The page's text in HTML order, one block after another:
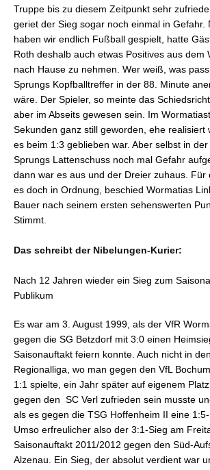
Truppe bis zu diesem Zeitpunkt sehr
geriet der Sieg sogar noch einmal in Gefahr.
haben wir endlich Fußball gespielt, hatte
Roth deshalb auch etwas Positives aus dem
nach Hause zu nehmen. Wer weiß, was
Sprungs Kopfballtreffer in der 88. Minute
wäre. Der Spieler, so meinte das
aber im Abseits gewesen sein. Im
Sekunden ganz still geworden, ehe realisiert
es beim 1:3 geblieben war. Aber selbst in
Sprungs Lattenschuss noch mal Gefahr
dann war es aus und der Dreier zuhaus.
es doch in Ordnung, beschied Wormatias
Bauer nach seinem ersten sehenswerten
Stimmt.
Das schreibt der Nibelungen-Kurier:
Nach 12 Jahren wieder ein Sieg zum
Publikum
Es war am 3. August 1999, als der VfR
gegen die SG Betzdorf mit 3:0 einen
Saisonauftakt feiern konnte. Auch nicht in
Regionalliga, wo man gegen den VfL
1:1 spielte, ein Jahr später auf eigenem
gegen den SC Verl zufrieden sein musste
als es gegen die TSG Hoffenheim II eine 1:5-
Umso erfreulicher also der 3:1-Sieg am
Saisonauftakt 2011/2012 gegen den Süd-
Alzenau. Ein Sieg, der absolut verdient war